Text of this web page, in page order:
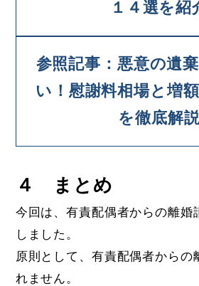
１４選を紹
参照記事：悪意の遺
い！慰謝料相場と増
を徹底解
４ まとめ
今回は、有責配偶者からの離婚
しました。
原則として、有責配偶者からの
れません。